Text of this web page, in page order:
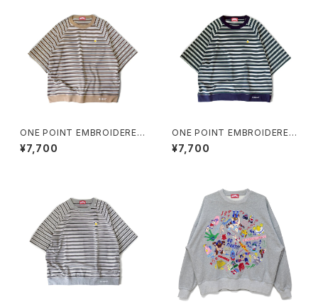
ONE POINT EMBROIDERED
“beer” MULTI BORDER HS
¥7,700
ONE POINT EMBROIDERED
“beer” MULTI BORDER HS
¥7,700